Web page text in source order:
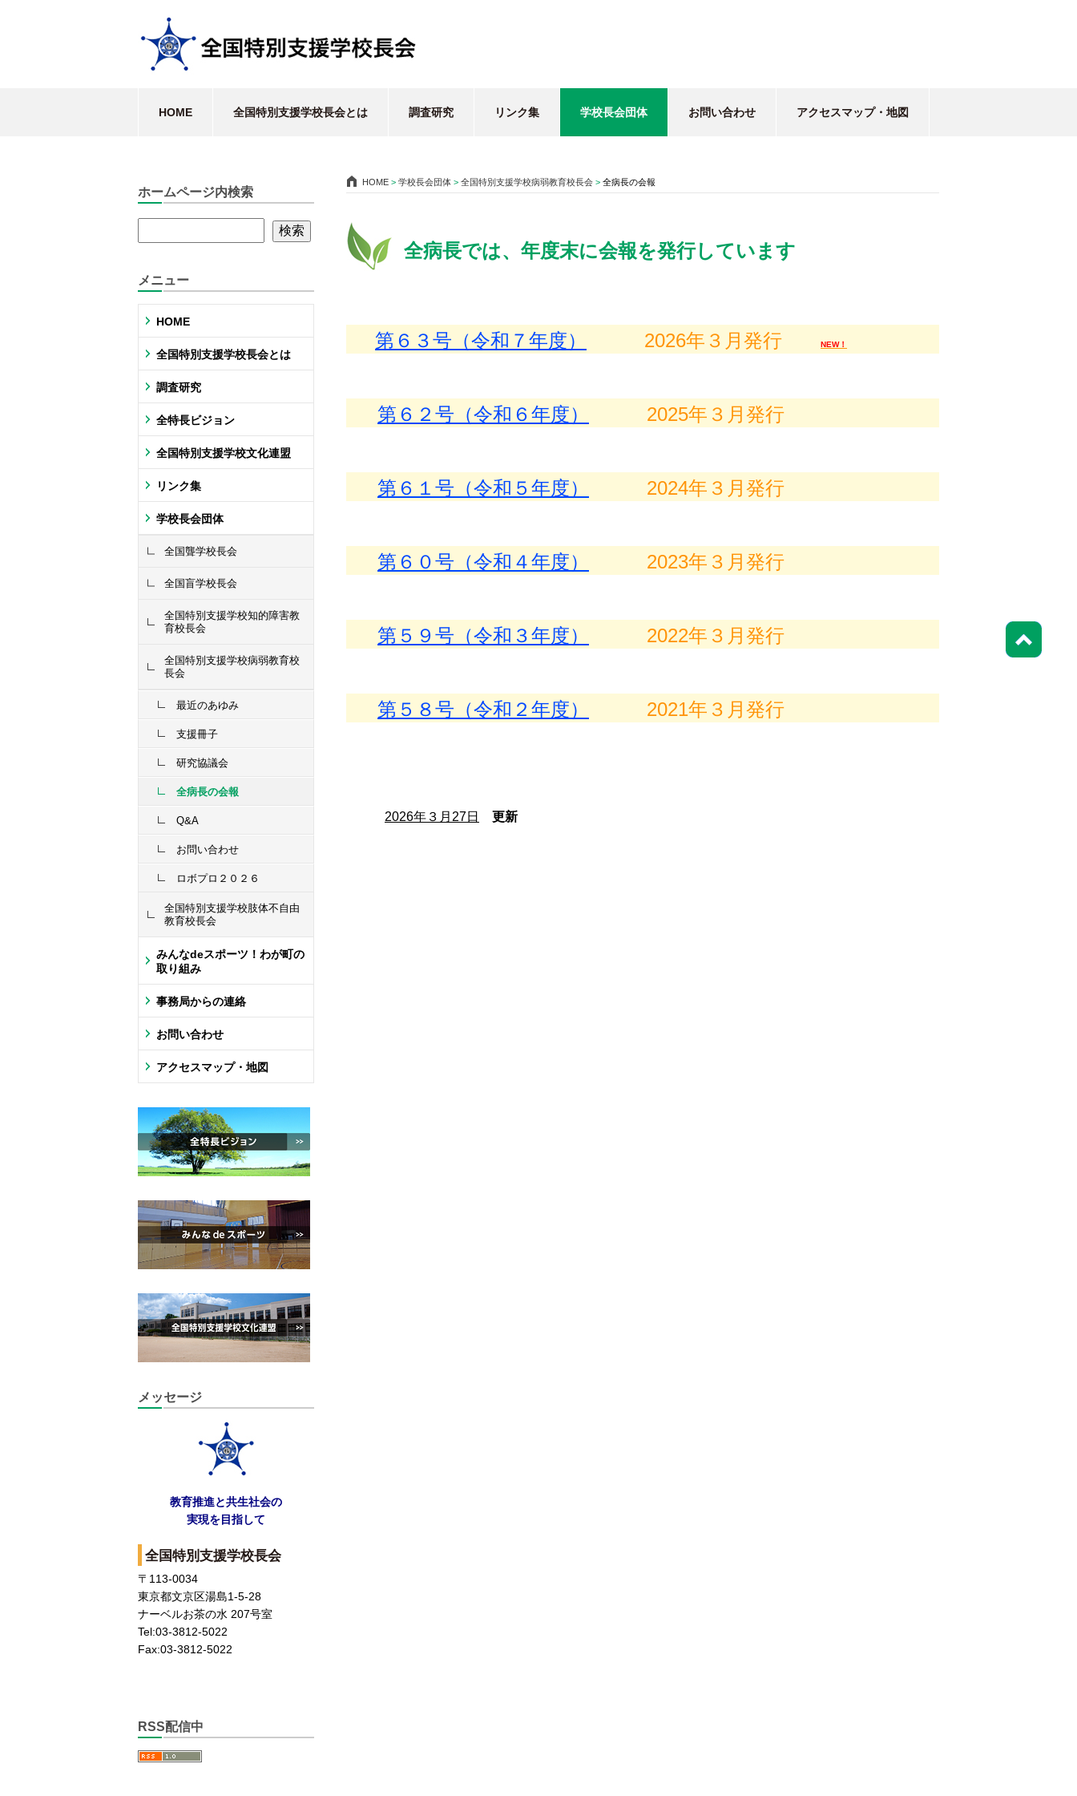
HOME 全国特別支援学校長会とは 調査研究 リンク集 学校長会団体 お問い合わせ アクセスマップ・地図
ホームページ内検索
メニュー
HOME
全国特別支援学校長会とは
調査研究
全特長ビジョン
全国特別支援学校文化連盟
リンク集
学校長会団体
全国聾学校長会
全国盲学校長会
全国特別支援学校知的障害教
育校長会
全国特別支援学校病弱教育校
長会
最近のあゆみ
支援冊子
研究協議会
全病長の会報
Q&A
お問い合わせ
ロボプロ２０２６
全国特別支援学校肢体不自由
教育校長会
みんなdeスポーツ！わが町の
取り組み
事務局からの連絡
お問い合わせ
アクセスマップ・地図
メッセージ
教育推進と共生社会の
実現を目指して
全国特別支援学校長会
〒113-0034
東京都文京区湯島1-5-28
ナーベルお茶の水 207号室
Tel:03-3812-5022
Fax:03-3812-5022
RSS配信中
HOME > 学校長会団体 > 全国特別支援学校病弱教育校長会 > 全病長の会報
全病長では、年度末に会報を発行しています
第６３号（令和７年度） 2026年３月発行 NEW！
第６２号（令和６年度） 2025年３月発行
第６１号（令和５年度） 2024年３月発行
第６０号（令和４年度） 2023年３月発行
第５９号（令和３年度） 2022年３月発行
第５８号（令和２年度） 2021年３月発行
2026年３月27日 更新